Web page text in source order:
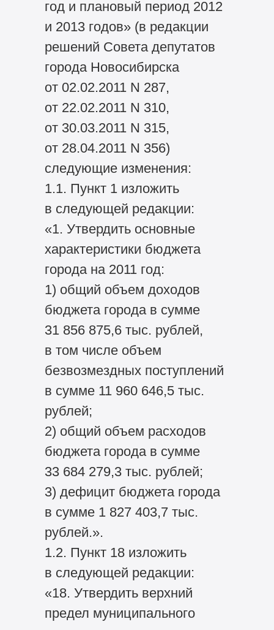
год и плановый период 2012
и 2013 годов» (в редакции
решений Совета депутатов
города Новосибирска
от 02.02.2011 N 287,
от 22.02.2011 N 310,
от 30.03.2011 N 315,
от 28.04.2011 N 356)
следующие изменения:
1.1. Пункт 1 изложить
в следующей редакции:
«1. Утвердить основные
характеристики бюджета
города на 2011 год:
1) общий объем доходов
бюджета города в сумме
31 856 875,6 тыс. рублей,
в том числе объем
безвозмездных поступлений
в сумме 11 960 646,5 тыс.
рублей;
2) общий объем расходов
бюджета города в сумме
33 684 279,3 тыс. рублей;
3) дефицит бюджета города
в сумме 1 827 403,7 тыс.
рублей.».
1.2. Пункт 18 изложить
в следующей редакции:
«18. Утвердить верхний
предел муниципального